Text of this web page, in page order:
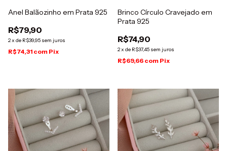
Anel Balãozinho em Prata 925
R$79,90
2x de R$39,95 sem juros
R$74,31 com Pix
Brinco Círculo Cravejado em
Prata 925
R$74,90
2x de R$37,45 sem juros
R$69,66 com Pix